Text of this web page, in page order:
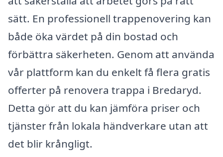
sätt. En professionell trappenovering kan
både öka värdet på din bostad och
förbättra säkerheten. Genom att använda
vår plattform kan du enkelt få flera gratis
offerter på renovera trappa i Bredaryd.
Detta gör att du kan jämföra priser och
tjänster från lokala händverkare utan att
det blir krångligt.